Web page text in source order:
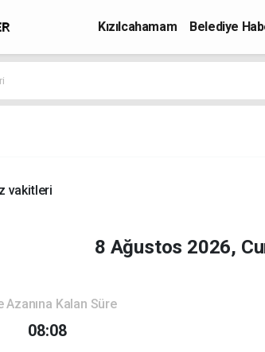
Kızılcahamam Belediye
vakitleri
8 Ağustos 2026,
Azanına Kalan Süre
08:08